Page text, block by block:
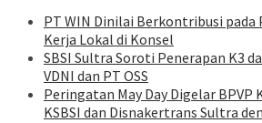
PT WIN Dinilai Berkontribusi pada
Kerja Lokal di Konsel
SBSI Sultra Soroti Penerapan K3
VDNI dan PT OSS
Peringatan May Day Digelar BPVP
KSBSI dan Disnakertrans Sultra